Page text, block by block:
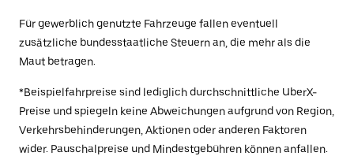
Für gewerblich genutzte Fahrzeuge fallen eventuell
zusätzliche bundesstaatliche Steuern an, die mehr als die
Maut betragen.
*Beispielfahrpreise sind lediglich durchschnittliche UberX-
Preise und spiegeln keine Abweichungen aufgrund von Region,
Verkehrsbehinderungen, Aktionen oder anderen Faktoren
wider. Pauschalpreise und Mindestgebühren können anfallen.